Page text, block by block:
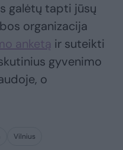
galėtų tapti jūsų
organizacija
anketą ir suteikti
gyvenimo
o
Vilnius